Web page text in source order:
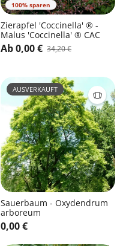
100% sparen
Zierapfel 'Coccinella' ® -
Malus 'Coccinella' ® CAC
Ab 0,00 € 34,20 €
AUSVERKAUFT
Sauerbaum - Oxydendrum
arboreum
0,00 €